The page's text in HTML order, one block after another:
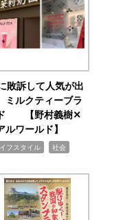
敗訴して人気が出
ルクティーブラ
【野村義樹✕
ルワールド】
フスタイル 社会